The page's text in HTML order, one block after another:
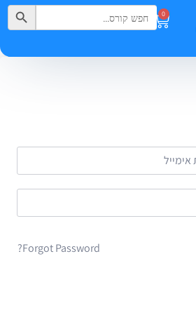
0
Search
for:
Search Button
Forgot Password?